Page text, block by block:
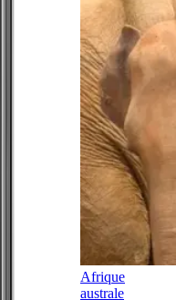
Afrique
australe